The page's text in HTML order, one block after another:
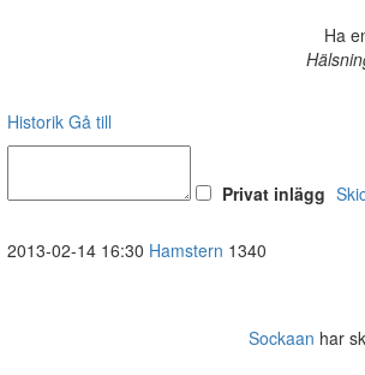
Ha
Historik Gå till
Privat inlägg
2013-02-14 16:30 Hamstern 1340
Sockaan har